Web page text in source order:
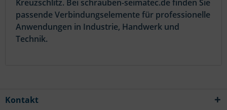
Kreuzschlitz. Bei schrauben-seimatec.de finden Sie
passende Verbindungselemente für professionelle
Anwendungen in Industrie, Handwerk und
Technik.
Kontakt